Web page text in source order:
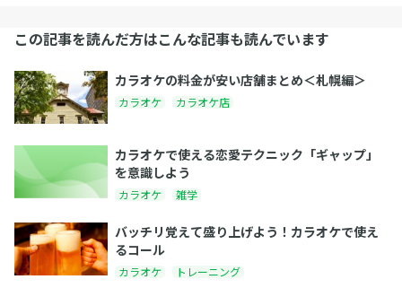
この記事を読んだ方はこんな記事も読んでいます
カラオケの料金が安い店舗まとめ＜札幌編＞
カラオケ カラオケ店
カラオケで使える恋愛テクニック「ギャップ」
を意識しよう
カラオケ 雑学
バッチリ覚えて盛り上げよう！カラオケで使え
るコール
カラオケ トレーニング